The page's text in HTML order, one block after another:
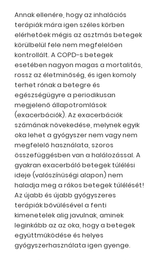
Annak ellenére, hogy az inhalációs
terápiák mára igen széles körben
elérhetőek mégis az asztmás betegek
körülbelül fele nem megfelelően
kontrollált. A COPD-s betegek
esetében nagyon magas a mortalitás,
rossz az életminőség, és igen komoly
terhet rónak a betegre és
egészségügyre a periodikusan
megjelenő állapotromlások
(exacerbációk). Az exacerbációk
számának növekedése, melynek egyik
oka lehet a gyógyszer nem vagy nem
megfelelő használata, szoros
összefüggésben van a halálozással. A
gyakran exacerbáló betegek túlélési
ideje (valószínűségi alapon) nem
haladja meg a rákos betegek túlélését!
Az újabb és újabb gyógyszeres
terápiák bővülésével a fenti
kimenetelek alig javulnak, aminek
leginkább az az oka, hogy a betegek
együttműködése és helyes
gyógyszerhasználata igen gyenge.